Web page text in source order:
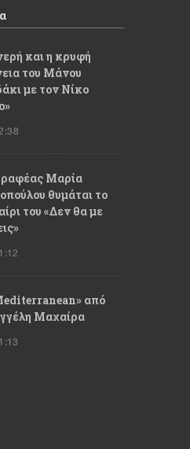
και η κρυφή
του Μάνου
με τον Νίκο
Μαρία
θυμάται το
του «Δεν θα με
από
Μαχαίρα